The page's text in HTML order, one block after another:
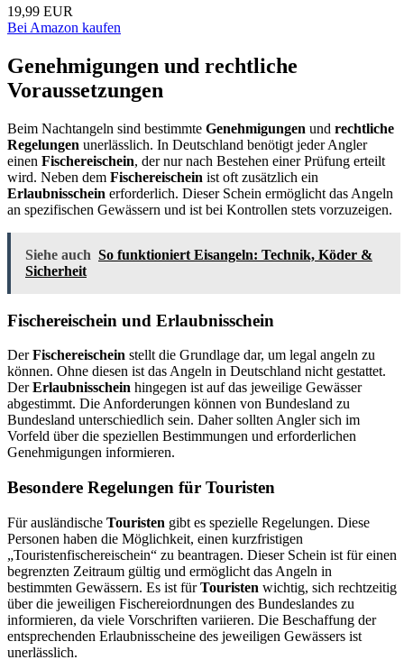
19,99 EUR
Bei Amazon kaufen
Genehmigungen und rechtliche
Voraussetzungen
Beim Nachtangeln sind bestimmte Genehmigungen und rechtliche
Regelungen unerlässlich. In Deutschland benötigt jeder Angler
einen Fischereischein, der nur nach Bestehen einer Prüfung erteilt
wird. Neben dem Fischereischein ist oft zusätzlich ein
Erlaubnisschein erforderlich. Dieser Schein ermöglicht das Angeln
an spezifischen Gewässern und ist bei Kontrollen stets vorzuzeigen.
Siehe auch So funktioniert Eisangeln: Technik, Köder &
Sicherheit
Fischereischein und Erlaubnisschein
DerFischereischein stellt die Grundlage dar, um legal angeln zu
können. Ohne diesen ist das Angeln in Deutschland nicht gestattet.
DerErlaubnisschein hingegen ist auf das jeweilige Gewässer
abgestimmt. Die Anforderungen können von Bundesland zu
Bundesland unterschiedlich sein. Daher sollten Angler sich im
Vorfeld über die speziellen Bestimmungen und erforderlichen
Genehmigungen informieren.
Besondere Regelungen für Touristen
Für ausländische Touristen gibt es spezielle Regelungen. Diese
Personen haben die Möglichkeit, einen kurzfristigen
„Touristenfischereischein“ zu beantragen. Dieser Schein ist für einen
begrenzten Zeitraum gültig und ermöglicht das Angeln in
bestimmten Gewässern. Es ist fürTouristen wichtig, sich rechtzeitig
über die jeweiligen Fischereiordnungen des Bundeslandes zu
informieren, da viele Vorschriften variieren. Die Beschaffung der
entsprechenden Erlaubnisscheine des jeweiligen Gewässers ist
unerlässlich.